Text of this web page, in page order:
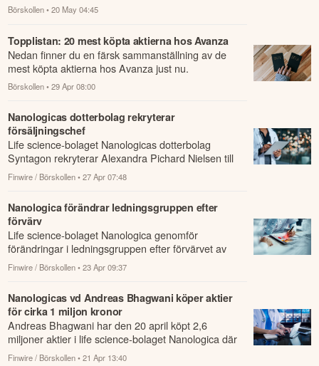
Börskollen • 20 May 04:45
Topplistan: 20 mest köpta aktierna hos Avanza
Nedan finner du en färsk sammanställning av de
mest köpta aktierna hos Avanza just nu.
Börskollen • 29 Apr 08:00
Nanologicas dotterbolag rekryterar
försäljningschef
Life science-bolaget Nanologicas dotterbolag
Syntagon rekryterar Alexandra Pichard Nielsen till
den nyinrättade rollen som försäljningsdirek...
Finwire / Börskollen • 27 Apr 07:48
Nanologica förändrar ledningsgruppen efter
förvärv
Life science-bolaget Nanologica genomför
förändringar i ledningsgruppen efter förvärvet av
Syntagon.
Finwire / Börskollen • 23 Apr 09:37
Nanologicas vd Andreas Bhagwani köper aktier
för cirka 1 miljon kronor
Andreas Bhagwani har den 20 april köpt 2,6
miljoner aktier i life science-bolaget Nanologica där
han är vd.
Finwire / Börskollen • 21 Apr 13:40